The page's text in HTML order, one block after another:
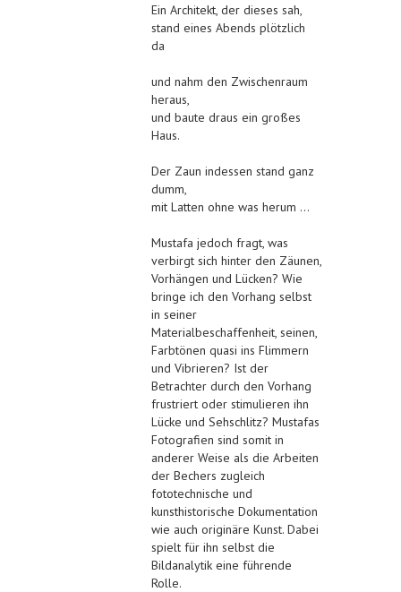
Ein Architekt, der dieses sah,
stand eines Abends plötzlich
da
und nahm den Zwischenraum
heraus,
und baute draus ein großes
Haus.
Der Zaun indessen stand ganz
dumm,
mit Latten ohne was herum …
Mustafa jedoch fragt, was
verbirgt sich hinter den Zäunen,
Vorhängen und Lücken? Wie
bringe ich den Vorhang selbst
in seiner
Materialbeschaffenheit, seinen,
Farbtönen quasi ins Flimmern
und Vibrieren? Ist der
Betrachter durch den Vorhang
frustriert oder stimulieren ihn
Lücke und Sehschlitz? Mustafas
Fotografien sind somit in
anderer Weise als die Arbeiten
der Bechers zugleich
fototechnische und
kunsthistorische Dokumentation
wie auch originäre Kunst. Dabei
spielt für ihn selbst die
Bildanalytik eine führende
Rolle.